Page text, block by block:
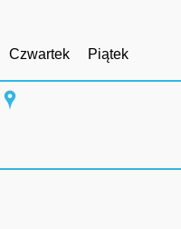
Czwartek Piątek